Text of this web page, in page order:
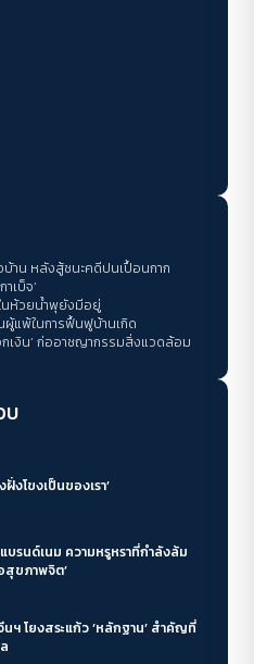
บ้าน หลังสู้ชนะคดีปนเปื้อนกาก
เบ็จ’
ห้วยน้ำพุยังมีอยู่
แพ้ในการฟื้นฟูบ้านเกิด
เงิน’ ก่ออาชญากรรมสิ่งแวดล้อม
งโขงเป็นของเรา’
หรูหราที่กำลังล้ม
สุขภาพจิต’
ฯ โยงสระแก้ว ‘หลักฐาน’ สำคัญที่